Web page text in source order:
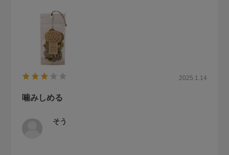
2025.1.14
噛みしめる
そう